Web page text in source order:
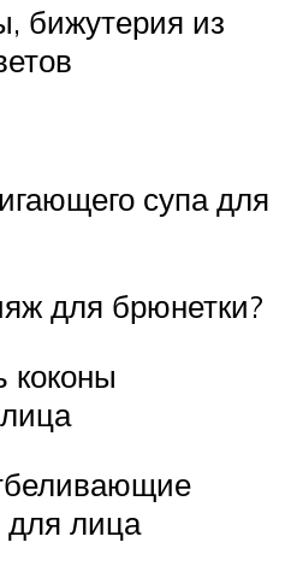
бижутерия из
супа для
для брюнетки?
коконы
лица